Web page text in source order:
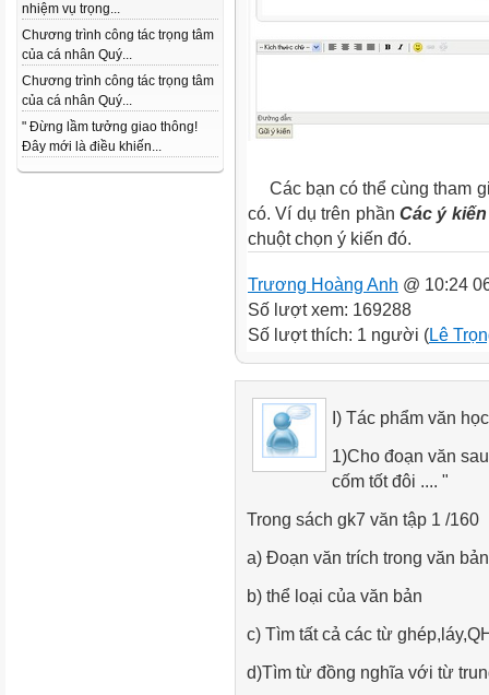
nhiệm vụ trọng...
Chương trình công tác trọng tâm
của cá nhân Quý...
Chương trình công tác trọng tâm
của cá nhân Quý...
" Đừng lầm tưởng giao thông!
Đây mới là điều khiến...
Các bạn có thể cùng tham
có. Ví dụ trên phầnCác ý
chuột chọn ý kiến đó.
Trương Hoàng Anh @ 10:24
Số lượt xem: 169288
Số lượt thích: 1 người (Lê
I) Tác phẩm văn
1)Cho đoạn văn
cốm tốt đôi .... "
Trong sách gk7 văn tập 1 /160
a) Đoạn văn trích trong văn
b) thể loại của văn bản
c) Tìm tất cả các từ
d)Tìm từ đồng nghĩa với từ